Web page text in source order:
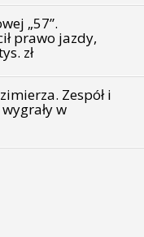
„57”.
prawo jazdy,
zł
Zespół i
w